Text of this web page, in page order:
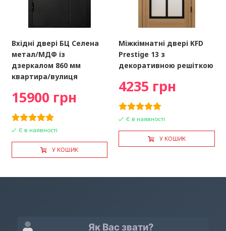
Вхідні двері БЦ Селена
метал/МДФ із
дзеркалом 860 мм
квартира/вулиця
15900 грн
Є в наявності
У КОШИК
Міжкімнатні двері KFD
Prestige 13 з
декоративною решіткою
4235 грн
Є в наявності
У КОШИК